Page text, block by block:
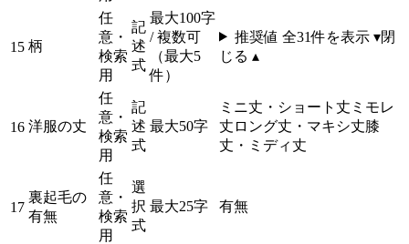
15 柄
任
意・
検索
用
記
述
式
最大100字
/ 複数可
（最大5
件）
推奨値 全31件を表示 ▾閉
じる ▴
16 洋服の丈
任
意・
検索
用
記
述
式
最大50字
ミニ丈・ショート丈 ミモレ
丈 ロング丈・マキシ丈膝
丈・ミディ丈
17
裏起毛の
有無
任
意・
検索
用
選
択
式
最大25字 有無